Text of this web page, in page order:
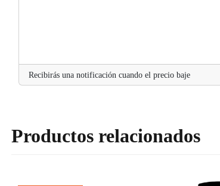
Recibirás una notificación cuando el precio baje
Productos relacionados